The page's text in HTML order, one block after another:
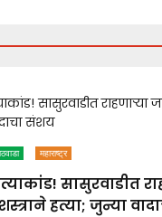
महाराष्ट्र
सासुरवाडीत
हत्या; जुन्या